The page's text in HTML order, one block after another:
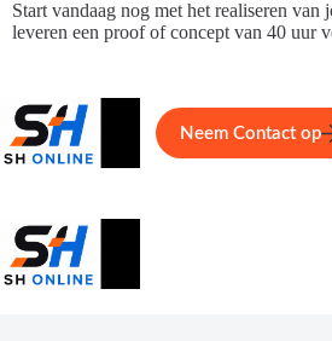
Ga
naar
Start vandaag nog met het realiseren
leveren een proof of concept van 40 uur
Home
Neem Contact op